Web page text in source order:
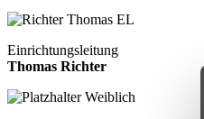
Einrichtungsleitung
Thomas Richter